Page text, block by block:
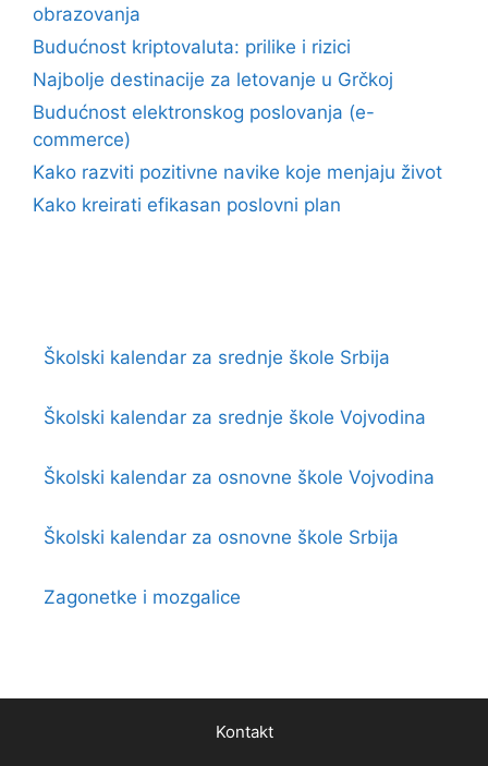
obrazovanja
Budućnost kriptovaluta: prilike i rizici
Najbolje destinacije za letovanje u Grčkoj
Budućnost elektronskog poslovanja (e-
commerce)
Kako razviti pozitivne navike koje menjaju život
Kako kreirati efikasan poslovni plan
Školski kalendar za srednje škole Srbija
Školski kalendar za srednje škole Vojvodina
Školski kalendar za osnovne škole Vojvodina
Školski kalendar za osnovne škole Srbija
Zagonetke i mozgalice
Kontakt